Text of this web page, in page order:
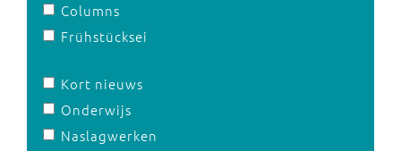
Columns
Frühstücksei
Kort nieuws
Onderwijs
Naslagwerken